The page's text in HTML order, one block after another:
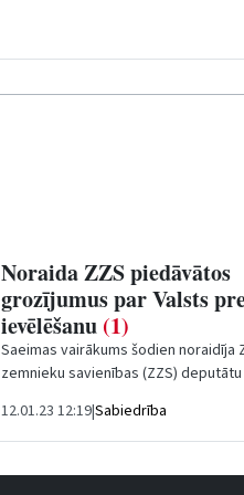
Noraida ZZS piedāvātos
grozījumus par Valsts
ievēlēšanu (1)
Saeimas vairākums šodien noraidīja
zemnieku savienības (ZZS)
noteikt, ka...
12.01.23 12:19|Sabiedrība